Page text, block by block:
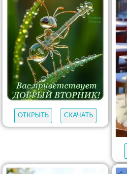
ОТКРЫТЬ СКАЧАТЬ